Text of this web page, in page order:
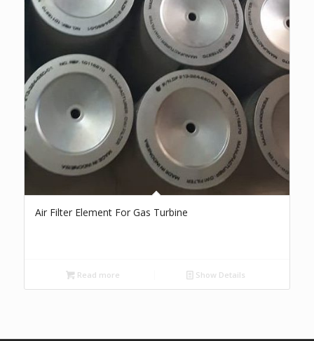
Air Filter Element For Gas Turbine
Read more Show Details